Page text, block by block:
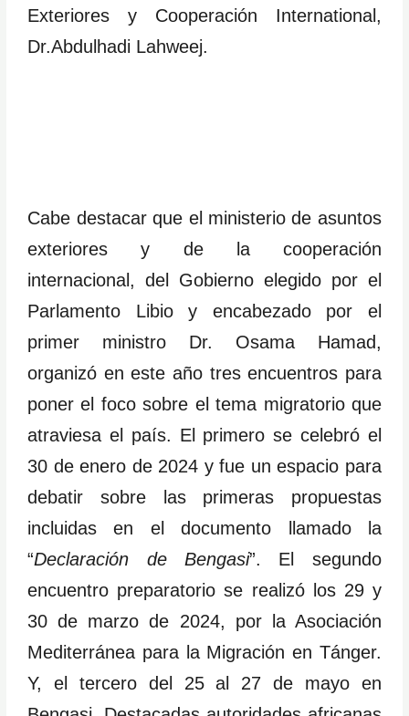
Exteriores y Cooperación International,
Dr.Abdulhadi Lahweej.
Cabe destacar que el ministerio de asuntos
exteriores y de la cooperación
internacional, del Gobierno elegido por el
Parlamento Libio y encabezado por el
primer ministro Dr. Osama Hamad,
organizó en este año tres encuentros para
poner el foco sobre el tema migratorio que
atraviesa el país. El primero se celebró el
30 de enero de 2024 y fue un espacio para
debatir sobre las primeras propuestas
incluidas en el documento llamado la
“Declaración de Bengasi”. El segundo
encuentro preparatorio se realizó los 29 y
30 de marzo de 2024, por la Asociación
Mediterránea para la Migración en Tánger.
Y, el tercero del 25 al 27 de mayo en